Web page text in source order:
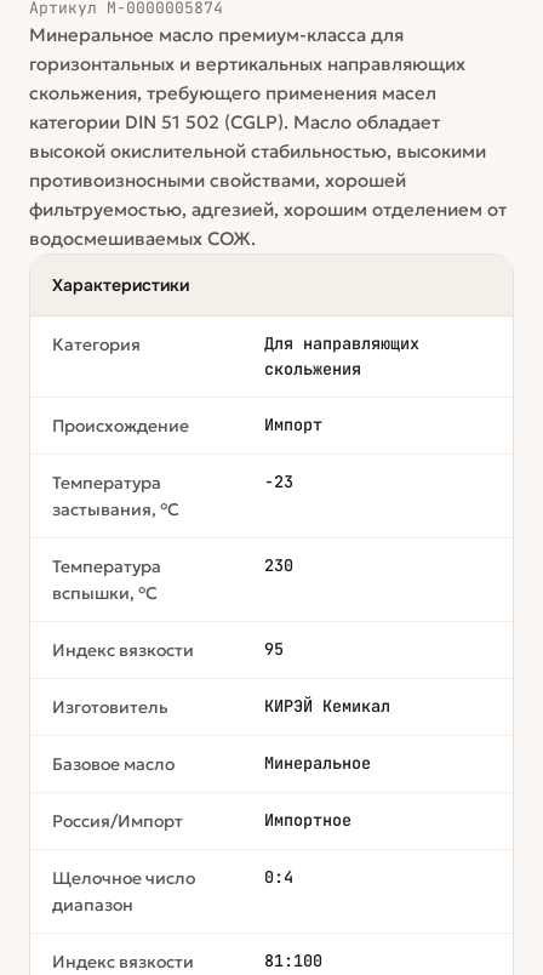
Артикул М-0000005874
Минеральное масло премиум-класса для
горизонтальных и вертикальных направляющих
скольжения, требующего применения масел
категории DIN 51 502 (CGLP). Масло обладает
высокой окислительной стабильностью, высокими
противоизносными свойствами, хорошей
фильтруемостью, адгезией, хорошим отделением от
водосмешиваемых СОЖ.
Характеристики
Категория
Для направляющих
скольжения
Происхождение Импорт
Температура
застывания, °C
-23
Температура
вспышки, °C
230
Индекс вязкости 95
Изготовитель КИРЭЙ Кемикал
Базовое масло Минеральное
Россия/Импорт Импортное
Щелочное число
диапазон
0:4
Индекс вязкости
81:100